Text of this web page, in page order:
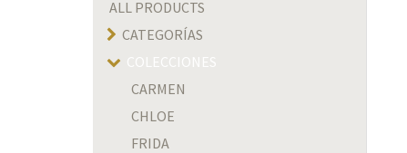
ALL PRODUCTS
CATEGORÍAS
COLECCIONES
CARMEN
CHLOE
FRIDA